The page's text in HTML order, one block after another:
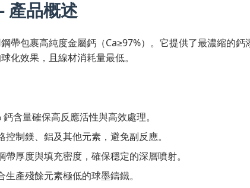
產品概述
帶包裹高純度金屬鈣（Ca≥97%）。它提供了最濃縮的
化效果，且線材消耗量最低。
鈣含量確保高反應活性與高效處理。
控制鎂、鋁及其他元素，避免副反應。
帶厚度與填充密度，確保穩定的深層噴射。
生產殘餘元素極低的球墨鑄鐵。